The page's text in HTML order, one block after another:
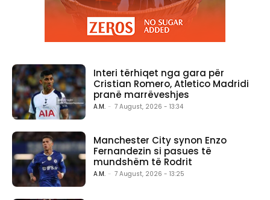
Interi tërhiqet nga gara për
Cristian Romero, Atletico Madridi
pranë marrëveshjes
A.M. - 7 August, 2026 - 13:34
Manchester City synon Enzo
Fernandezin si pasues të
mundshëm të Rodrit
A.M. - 7 August, 2026 - 13:25